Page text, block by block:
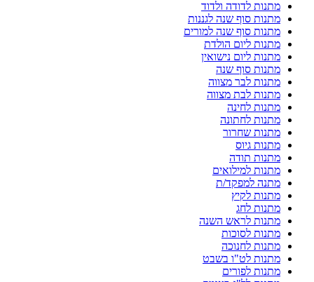
מתנות לדודה ולדוד
מתנות סוף שנה לגננות
מתנות סוף שנה למורים
מתנות ליום הולדת
מתנות ליום נישואין
מתנות סוף שנה
מתנות לבר מצווה
מתנות לבת מצווה
מתנות לחינה
מתנות לחתונה
מתנות שחרור
מתנות גיוס
מתנות תודה
מתנות למילואים
מתנה למפקד/ת
מתנות לקיץ
מתנות לחג
מתנות לראש השנה
מתנות לסוכות
מתנות לחנוכה
מתנות לט"ו בשבט
מתנות לפורים